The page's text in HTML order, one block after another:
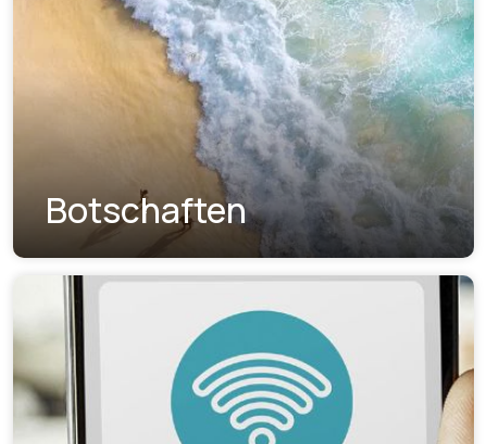
Botschaften